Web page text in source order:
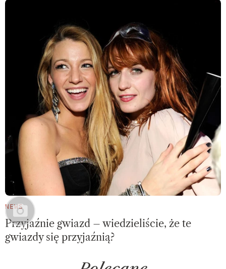
NEWS
Przyjaźnie gwiazd – wiedzieliście, że te
gwiazdy się przyjaźnią?